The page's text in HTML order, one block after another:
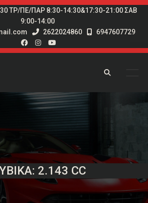
ΤΡ/ΠΕ/ΠΑΡ 8:30-14:30&17:30-21:00 ΣΑΒ
9:00-14:00
2622024860 6947607729
2.143 CC